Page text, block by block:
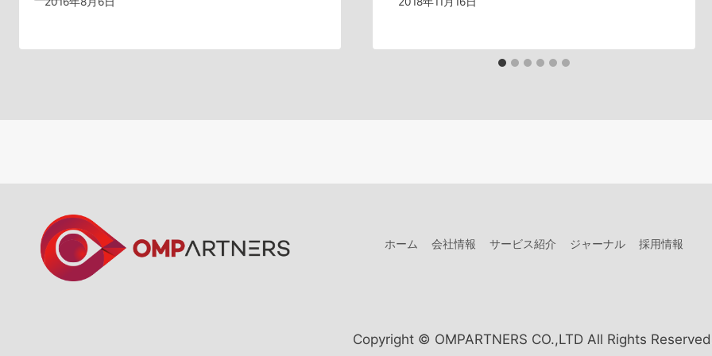
ン
ホーム 会社情報 サービス紹介 ジャーナル 採用情報
Copyright © OMPARTNERS CO.,LTD All Rights